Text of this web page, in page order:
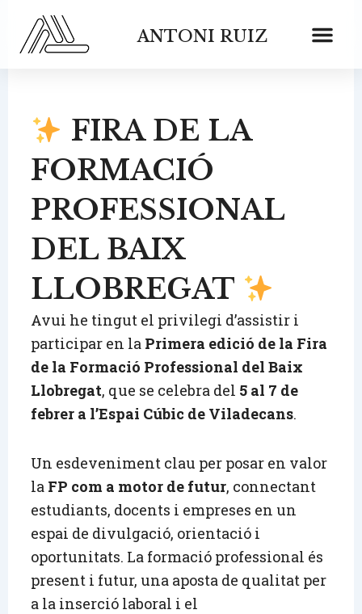
contingut
ANTONI RUIZ
FIRA DE LA
FORMACIÓ
PROFESSIONAL
DEL BAIX
LLOBREGAT
Avui he tingut el privilegi d’assistir i
participar en la Primera edició de la Fira
de la Formació Professional del Baix
Llobregat, que se celebra del 5 al 7 de
febrer a l’Espai Cúbic de Viladecans.
Un esdeveniment clau per posar en valor
la FP com a motor de futur, connectant
estudiants, docents i empreses en un
espai de divulgació, orientació i
oportunitats. La formació professional és
present i futur, una aposta de qualitat per
a la inserció laboral i el